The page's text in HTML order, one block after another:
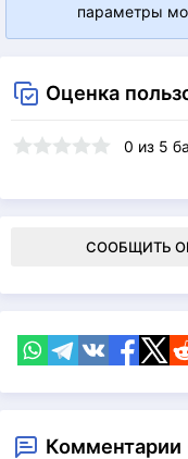
параметры
Оценка
0 из 5
СООБЩИТЬ ОБ
Комментарии